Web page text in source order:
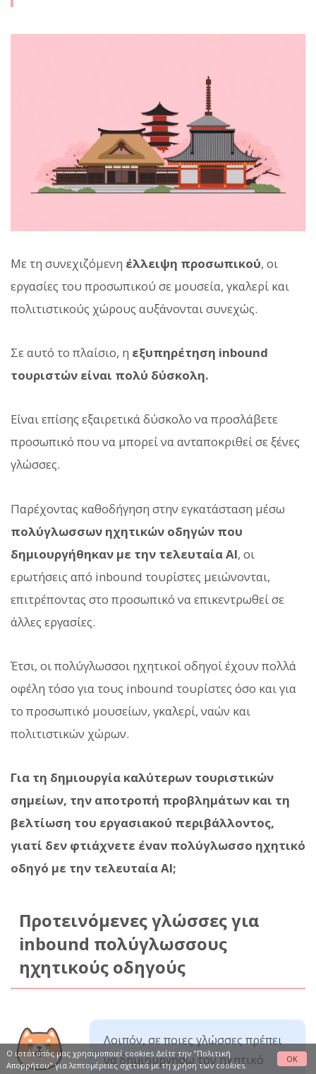
Με τη συνεχιζόμενη έλλειψη προσωπικού, οι
εργασίες του προσωπικού σε μουσεία, γκαλερί και
πολιτιστικούς χώρους αυξάνονται συνεχώς.
Σε αυτό το πλαίσιο, η εξυπηρέτηση inbound
τουριστών είναι πολύ δύσκολη.
Είναι επίσης εξαιρετικά δύσκολο να προσλάβετε
προσωπικό που να μπορεί να ανταποκριθεί σε ξένες
γλώσσες.
Παρέχοντας καθοδήγηση στην εγκατάσταση μέσω
πολύγλωσσων ηχητικών οδηγών που
δημιουργήθηκαν με την τελευταία AI, οι
ερωτήσεις από inbound τουρίστες μειώνονται,
επιτρέποντας στο προσωπικό να επικεντρωθεί σε
άλλες εργασίες.
Έτσι, οι πολύγλωσσοι ηχητικοί οδηγοί έχουν πολλά
οφέλη τόσο για τους inbound τουρίστες όσο και για
το προσωπικό μουσείων, γκαλερί, ναών και
πολιτιστικών χώρων.
Για τη δημιουργία καλύτερων τουριστικών
σημείων, την αποτροπή προβλημάτων και τη
βελτίωση του εργασιακού περιβάλλοντος,
γιατί δεν φτιάχνετε έναν πολύγλωσσο ηχητικό
οδηγό με την τελευταία AI;
Προτεινόμενες γλώσσες για
inbound πολύγλωσσους
ηχητικούς οδηγούς
Λοιπόν, σε ποιες γλώσσες πρέπει
να δημιουργήσω τον ηχητικό
Ο ιστότοπός μας χρησιμοποιεί cookies Δείτετην "Πολιτική
Απορρήτου"για λεπτομέρειες σχετικά με τη χρήση των cookies.
OK